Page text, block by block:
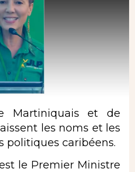
et de
les noms et les
politiques caribéens.
le Premier Ministre